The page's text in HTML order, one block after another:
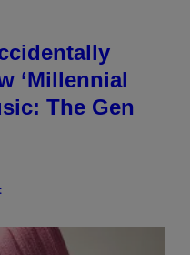
‘Millennial
The Gen